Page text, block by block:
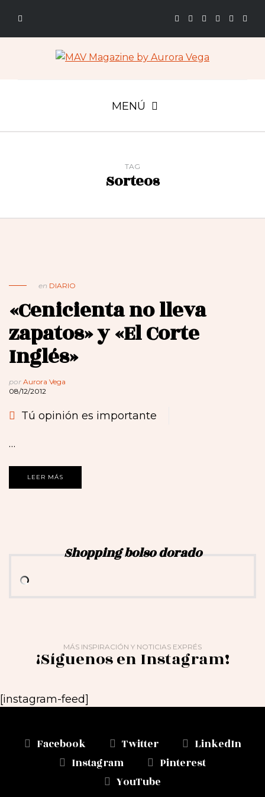
MENÚ
TAG
Sorteos
en DIARIO
«Cenicienta no lleva
zapatos» y «El Corte
Inglés»
por Aurora Vega
08/12/2012
Tú opinión es importante
…
LEER MÁS
Shopping bolso dorado
MÁS INSPIRACIÓN Y NOTICIAS EXPRÉS
¡Síguenos en Instagram!
[instagram-feed]
Facebook Twitter
LinkedIn
Instagram
Pinterest
YouTube